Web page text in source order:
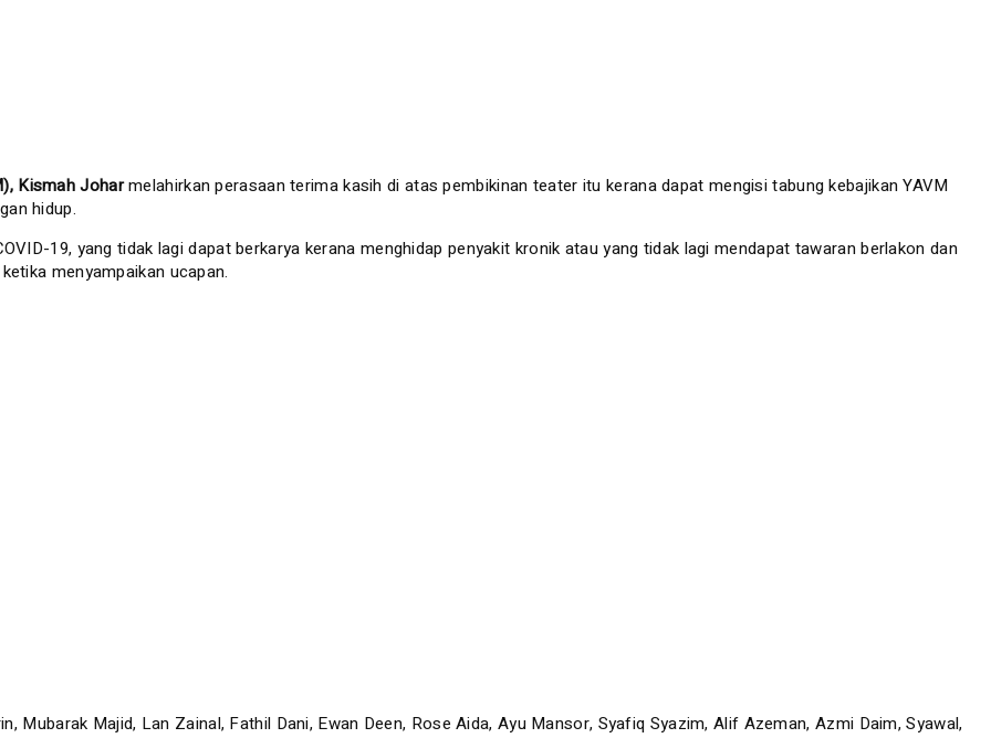
Kismah Joharmelahirkan perasaan terima kasih di atas pembikinan teater itu kerana dapat mengisi tabung kebajikan YAVM
hidup.
19, yang tidak lagi dapat berkarya kerana menghidap penyakit kronik atau yang tidak lagi mendapat tawaran berlakon dan
menyampaikan ucapan.
Mubarak Majid, Lan Zainal, Fathil Dani, Ewan Deen, Rose Aida, Ayu Mansor, Syafiq Syazim, Alif Azeman, Azmi Daim, Syawal,